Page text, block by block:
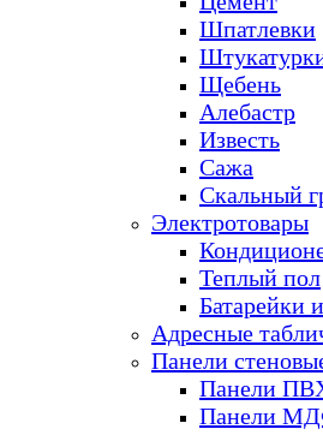
Шпатлевки
Щебень
Алебастр
Известь
Сажа
Скальный
Электротовары
Теплый пол
Батарейки
Адресные
Панели
Панели
Панели